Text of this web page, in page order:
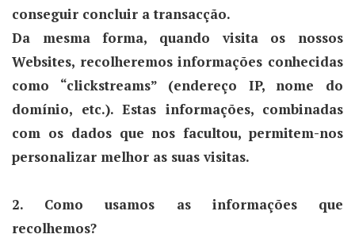
conseguir concluir a transacção.
Da mesma forma, quando visita os nossos
Websites, recolheremos informações conhecidas
como “clickstreams” (endereço IP, nome do
domínio, etc.). Estas informações, combinadas
com os dados que nos facultou, permitem-nos
personalizar melhor as suas visitas.
2. Como usamos as informações que
recolhemos?